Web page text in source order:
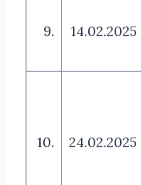
9. 14.02.2025
10. 24.02.2025